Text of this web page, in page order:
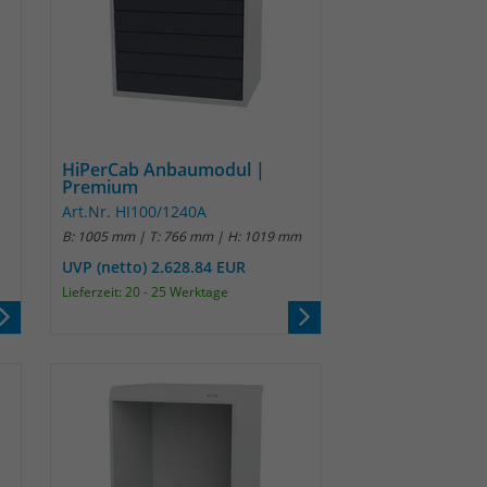
HiPerCab Anbaumodul |
Premium
Art.Nr. HI100/1240A
B: 1005 mm | T: 766 mm | H: 1019 mm
UVP (netto) 2.628.84 EUR
Lieferzeit: 20 - 25 Werktage